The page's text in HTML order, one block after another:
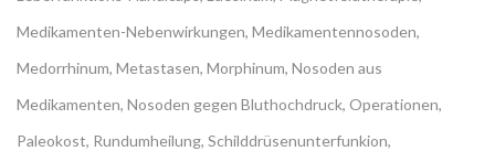
Medikamenten-Nebenwirkungen, Medikamentennosoden,
Medorrhinum, Metastasen, Morphinum, Nosoden aus
Medikamenten, Nosoden gegen Bluthochdruck, Operationen,
Paleokost, Rundumheilung, Schilddrüsenunterfunkion,